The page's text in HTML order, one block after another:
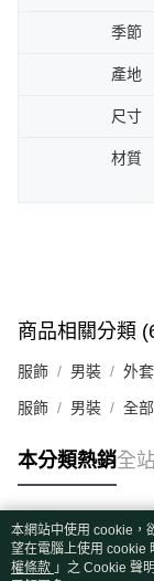
季節
產地
尺寸
材質
商品相關分類
服飾 男裝 外
服飾 男裝 全
本分類熱銷全
熱門標籤
本網站中使用 cookie，
望在電腦上使用 cookie
權條款 」之 Cookie 聲